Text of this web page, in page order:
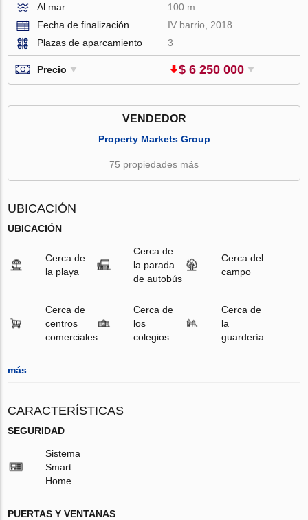
Al mar
100 m
Fecha de finalización
IV barrio, 2018
Plazas de aparcamiento
3
Precio $ 6 250 000
VENDEDOR
Property Markets Group
75 propiedades más
UBICACIÓN
UBICACIÓN
Cerca de
la playa
Cerca de
la parada
de autobús
Cerca del
campo
Cerca de
centros
comerciales
Cerca de
los
colegios
Cerca de
la
guardería
más
CARACTERÍSTICAS
SEGURIDAD
Sistema
Smart
Home
PUERTAS Y VENTANAS